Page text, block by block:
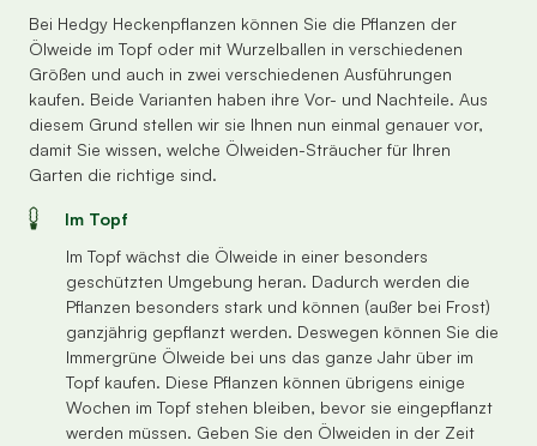
Bei Hedgy Heckenpflanzen können Sie die Pflanzen der
Ölweide im Topf oder mit Wurzelballen in verschiedenen
Größen und auch in zwei verschiedenen Ausführungen
kaufen. Beide Varianten haben ihre Vor- und Nachteile. Aus
diesem Grund stellen wir sie Ihnen nun einmal genauer vor,
damit Sie wissen, welche Ölweiden-Sträucher für Ihren
Garten die richtige sind.
Im Topf
Im Topf wächst die Ölweide in einer besonders
geschützten Umgebung heran. Dadurch werden die
Pflanzen besonders stark und können (außer bei Frost)
ganzjährig gepflanzt werden. Deswegen können Sie die
Immergrüne Ölweide bei uns das ganze Jahr über im
Topf kaufen. Diese Pflanzen können übrigens einige
Wochen im Topf stehen bleiben, bevor sie eingepflanzt
werden müssen. Geben Sie den Ölweiden in der Zeit